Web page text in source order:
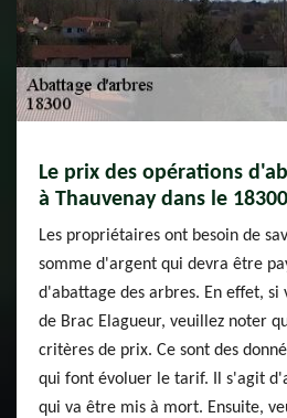
Le prix des opérations
à Thauvenay dans le 18300
Les propriétaires ont besoin de
somme d'argent qui devra être
d'abattage des arbres. En effet, si
de Brac Elagueur, veuillez noter
critères de prix. Ce sont des
qui font évoluer le tarif. Il s'agit
qui va être mis à mort. Ensuite,